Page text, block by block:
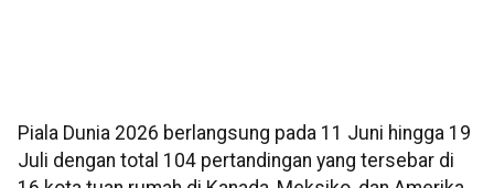
Piala Dunia 2026 berlangsung pada 11 Juni hingga 19
Juli dengan total 104 pertandingan yang tersebar di